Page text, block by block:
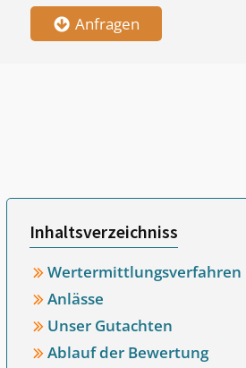
Anfragen
Inhaltsverzeichniss
Wertermittlungsverfahren
Anlässe
Unser Gutachten
Ablauf der Bewertung